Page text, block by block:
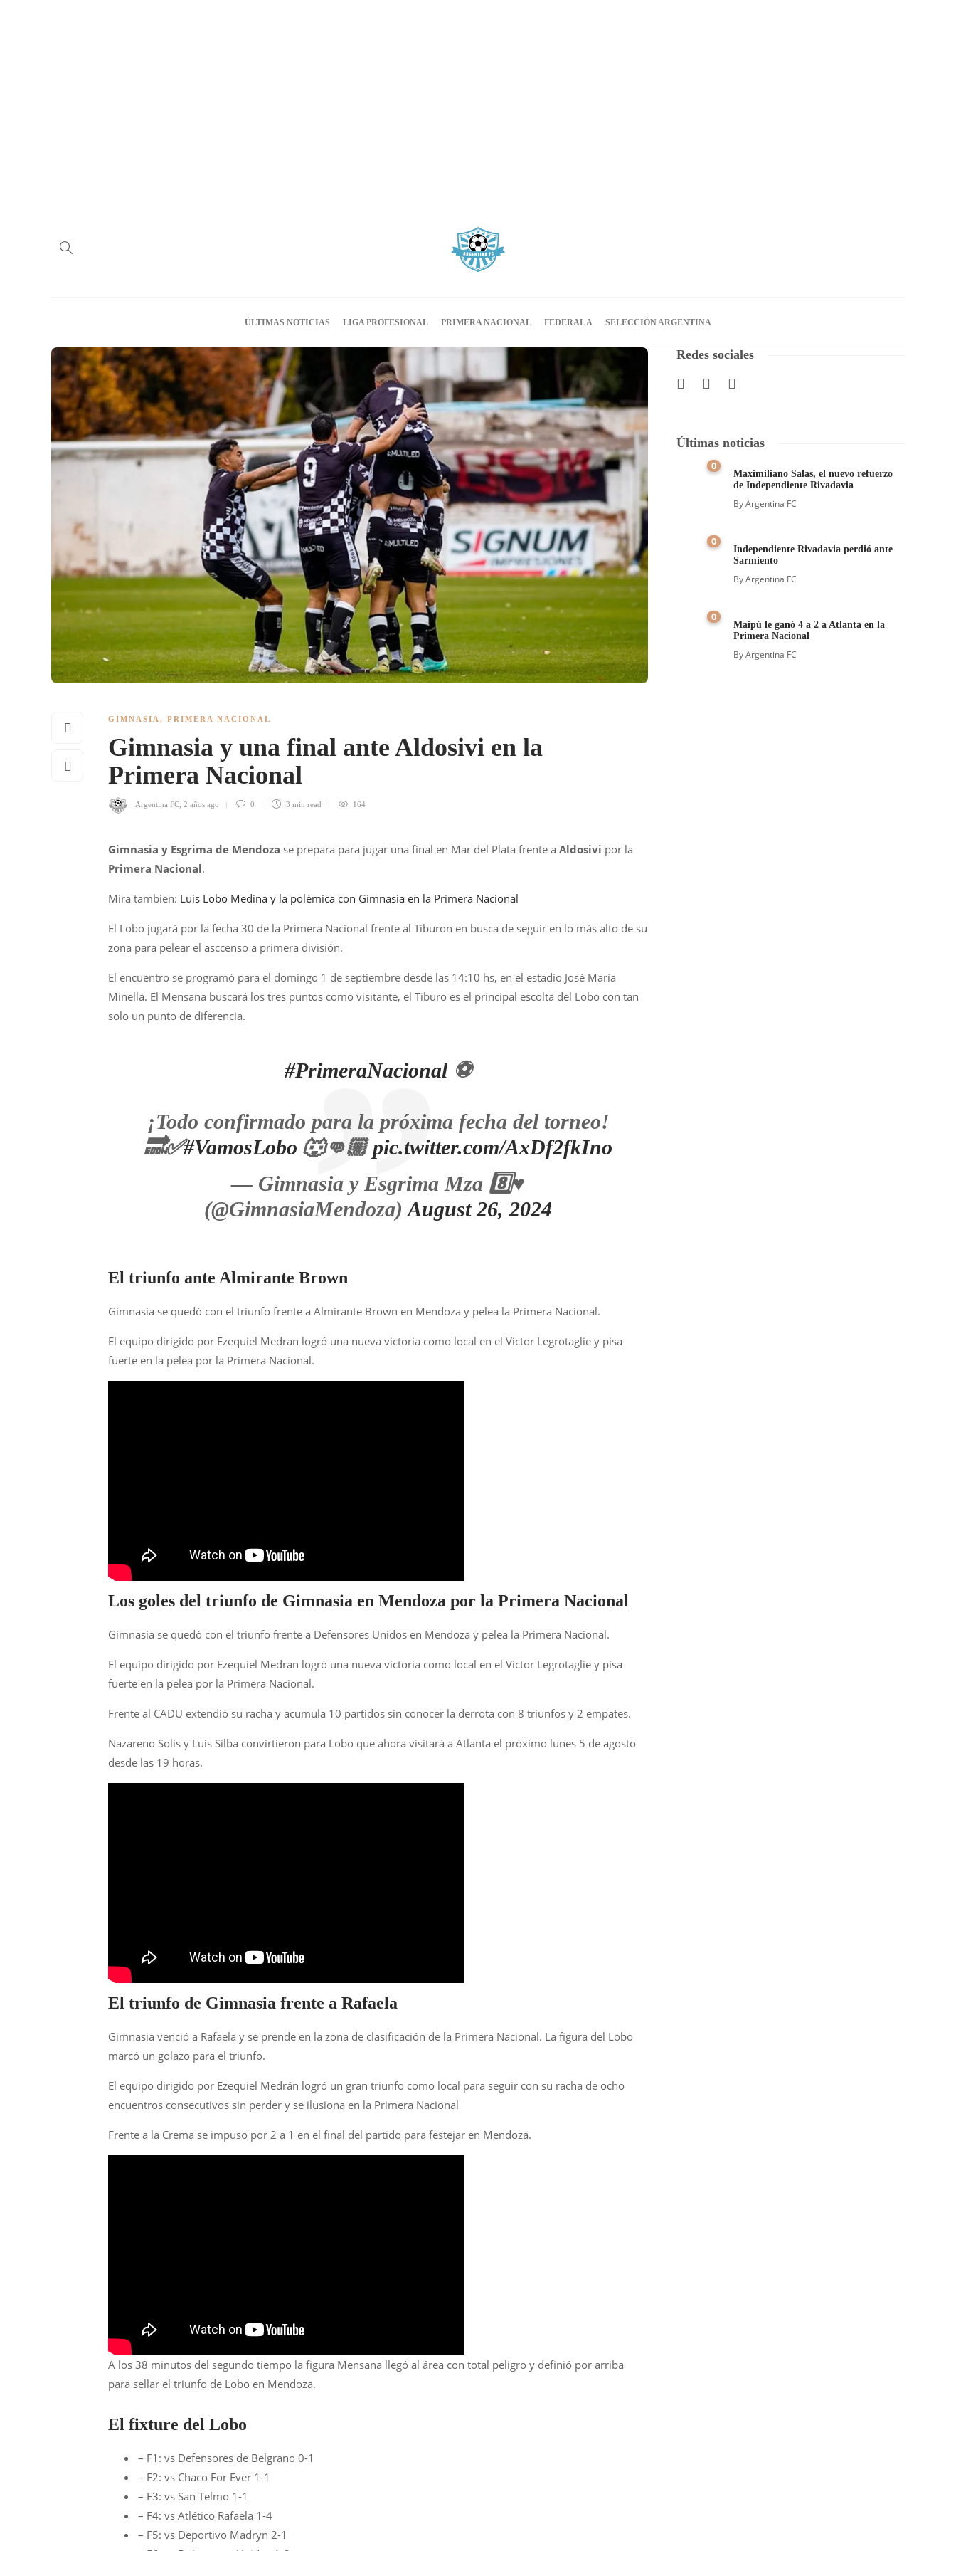
ÚLTIMAS NOTICIAS LIGA PROFESIONAL PRIMERA NACIONAL FEDERAL A SELECCIÓN ARGENTINA
GIMNASIA , PRIMERA NACIONAL
Gimnasia y una final ante Aldosivi en la
Primera Nacional
Argentina FC 2 años ago 0 3 min read 164
Gimnasia y Esgrima de Mendoza se prepara para jugar una final en Mar del Plata frente a Aldosivi por la
Primera Nacional.
Mira tambien: Luis Lobo Medina y la polémica con Gimnasia en la Primera Nacional
El Lobo jugará por la fecha 30 de la Primera Nacional frente al Tiburon en busca de seguir en lo más alto de su
zona para pelear el asccenso a primera división.
El encuentro se programó para el domingo 1 de septiembre desde las 14:10 hs, en el estadio José María
Minella. El Mensana buscará los tres puntos como visitante, el Tiburo es el principal escolta del Lobo con tan
solo un punto de diferencia.
#PrimeraNacional⚽️
¡Todo confirmado para la próxima fecha del torneo!
🔜✅#VamosLobo 🐺👊🏼pic.twitter.com/AxDf2fkIno
— Gimnasia y Esgrima Mza 8️⃣♥️
(@GimnasiaMendoza)August 26, 2024
El triunfo ante Almirante Brown
Gimnasia se quedó con el triunfo frente a Almirante Brown en Mendoza y pelea la Primera Nacional.
El equipo dirigido por Ezequiel Medran logró una nueva victoria como local en el Victor Legrotaglie y pisa
fuerte en la pelea por la Primera Nacional.
Los goles del triunfo de Gimnasia en Mendoza por la Primera Nacional
Gimnasia se quedó con el triunfo frente a Defensores Unidos en Mendoza y pelea la Primera Nacional.
El equipo dirigido por Ezequiel Medran logró una nueva victoria como local en el Victor Legrotaglie y pisa
fuerte en la pelea por la Primera Nacional.
Frente al CADU extendió su racha y acumula 10 partidos sin conocer la derrota con 8 triunfos y 2 empates.
Nazareno Solis y Luis Silba convirtieron para Lobo que ahora visitará a Atlanta el próximo lunes 5 de agosto
desde las 19 horas.
El triunfo de Gimnasia frente a Rafaela
Gimnasia venció a Rafaela y se prende en la zona de clasificación de la Primera Nacional. La figura del Lobo
marcó un golazo para el triunfo.
El equipo dirigido por Ezequiel Medrán logró un gran triunfo como local para seguir con su racha de ocho
encuentros consecutivos sin perder y se ilusiona en la Primera Nacional
Frente a la Crema se impuso por 2 a 1 en el final del partido para festejar en Mendoza.
A los 38 minutos del segundo tiempo la figura Mensana llegó al área con total peligro y definió por arriba
para sellar el triunfo de Lobo en Mendoza.
El fixture del Lobo
– F1: vs Defensores de Belgrano 0-1
– F2: vs Chaco For Ever 1-1
– F3: vs San Telmo 1-1
– F4: vs Atlético Rafaela 1-4
– F5: vs Deportivo Madryn 2-1
Redes sociales
Últimas noticias
0
Maximiliano Salas, el nuevo refuerzo
de Independiente Rivadavia
ByArgentina FC
0
Independiente Rivadavia perdió ante
Sarmiento
ByArgentina FC
0
Maipú le ganó 4 a 2 a Atlanta en la
Primera Nacional
ByArgentina FC